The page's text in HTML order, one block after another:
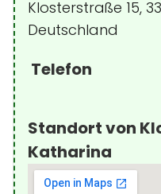
Klosterstraße 15,
Deutschland
Telefon
Standort von
Katharina